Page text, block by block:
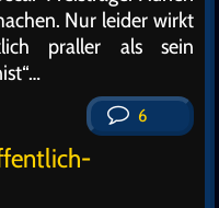
Nur leider wirkt
praller als sein
6